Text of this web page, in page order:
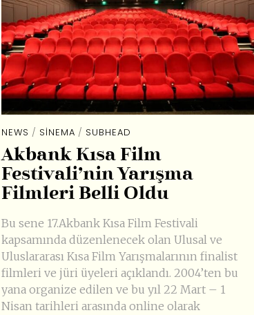
NEWS / SINEMA / SUBHEAD
Akbank Kısa Film
Festivali’nin Yarışma
Filmleri Belli Oldu
Bu sene 17.Akbank Kısa Film Festivali
kapsamında düzenlenecek olan Ulusal ve
Uluslararası Kısa Film Yarışmalarının finalist
filmleri ve jüri üyeleri açıklandı. 2004’ten bu
yana organize edilen ve bu yıl 22 Mart – 1
Nisan tarihleri arasında online olarak